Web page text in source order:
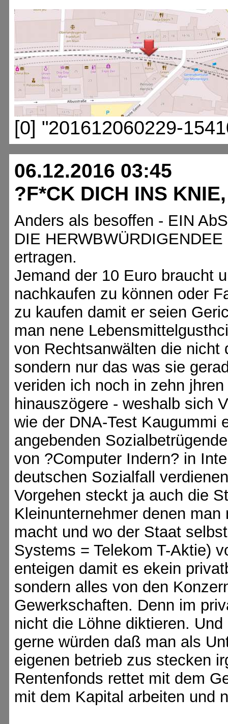
[0] "201612060229-
06.12.2016 03:45
?F*CK DICH INS
Anders als besoffen - EIN
DIE
ertragen.
Jemand der 10 Euro braucht
nachkaufen zu können oder
zu kaufen damit er seien
man nene
von Rechtsanwälten die
sondern nur das was sie
veriden ich noch in zehn
hinauszögere - weshalb sich
wie der DNA-Test Kaugummi
angebenden
von ?Computer Indern? in
deutschen Sozialfall
Vorgehen steckt ja auch die
Kleinunternehmer denen
macht und wo der Staat
Systems = Telekom T-Aktie)
enteigen damit es ekein
sondern alles von den
Gewerkschaften. Denn im
nicht die Löhne diktieren.
gerne würden daß man als
eigenen betrieb zus stecken
Rentenfonds rettet mit dem
mit dem Kapital arbeiten und